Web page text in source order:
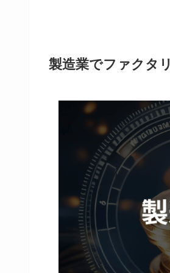
製造業でファクタ